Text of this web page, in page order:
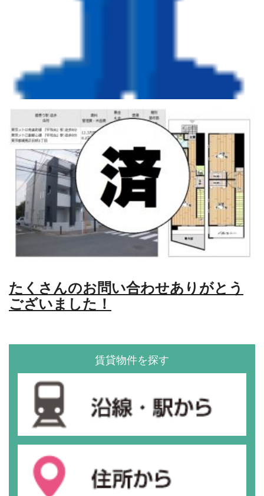
たくさんのお問い合わせありがとう
ございました！
賃貸物件を探す